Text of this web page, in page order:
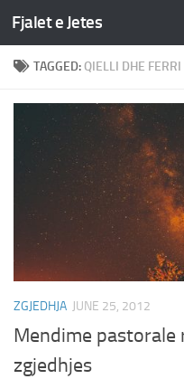
Skip to content
Fjalet e Jetes
TAGGED:QIELLI DHE FERRI
ZGJEDHJA JUNE 25, 2012
Mendime
zgjedhjes